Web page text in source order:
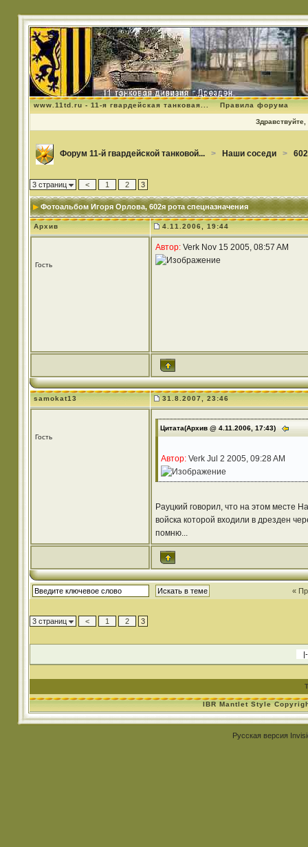
www.11td.ru - 11-я гвардейская танковая... Правила форума
Здравствуйте,
Форум 11-й гвардейской танковой... > Наши соседи >
3 страниц < 1 2 3
Фотоальбом Игоря Орлова, 602я рота спецназначения
Архив 4.11.2006, 19:44
Гость
Автор:Verk Nov 15 2005, 08:57 AM
samokat13 31.8.2007, 23:46
Гость
Цитата(Архив @ 4.11.2006, 17:43)
Автор:Verk Jul 2 2005, 09:28 AM
Рауцкий говорил, что на этом месте
войска которой входили в дрезден
помню...
«
3 страниц < 1 2 3
IBR Mantlet Style
Русская версия